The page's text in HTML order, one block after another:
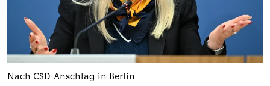
Nach CSD-Anschlag in Berlin